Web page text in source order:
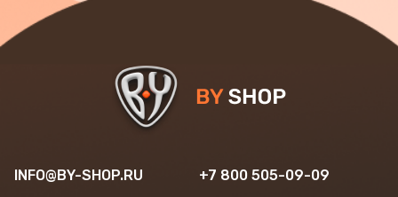
INFO@BY-SHOP.RU +7 800 505-09-09